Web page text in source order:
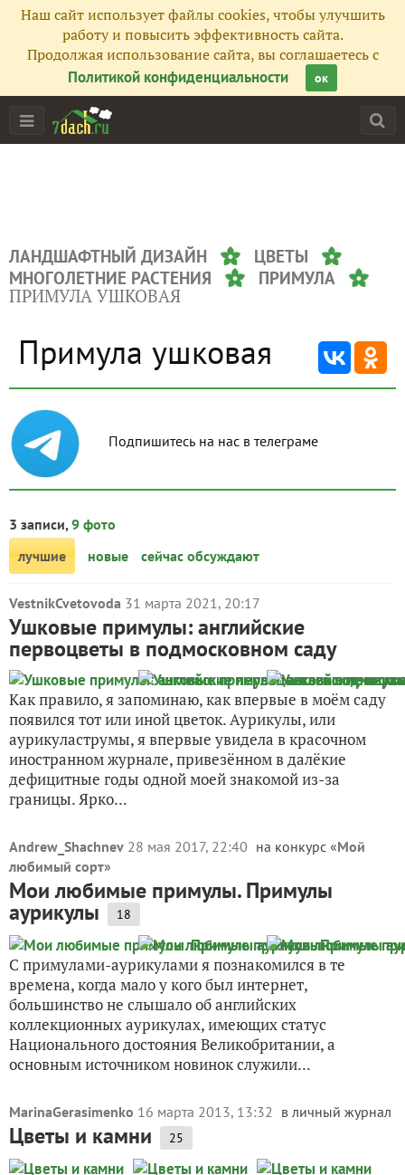
Наш сайт использует файлы cookies, чтобы улучшить
работу и повысить эффективность сайта.
Продолжая использование сайта, вы соглашаетесь с
Политикой конфиденциальности
ок
ЛАНДШАФТНЫЙ ДИЗАЙН
ЦВЕТЫ
МНОГОЛЕТНИЕ РАСТЕНИЯ
ПРИМУЛА
ПРИМУЛА УШКОВАЯ
Примула ушковая
Подпишитесь на нас в телеграме
3 записи,9 фото
лучшие
новые сейчас обсуждают
VestnikCvetovoda 31 марта 2021, 20:17
Ушковые примулы: английские
первоцветы в подмосковном саду
Как правило, я запоминаю, как впервые в моём саду
появился тот или иной цветок. Аурикулы, или
аурикуластрумы, я впервые увидела в красочном
иностранном журнале, привезённом в далёкие
дефицитные годы одной моей знакомой из-за
границы. Ярко...
Andrew_Shachnev 28 мая 2017, 22:40 на конкурс «Мой
любимый сорт»
Мои любимые примулы. Примулы
аурикулы 18
С примулами-аурикулами я познакомился в те
времена, когда мало у кого был интернет,
большинство не слышало об английских
коллекционных аурикулах, имеющих статус
Национального достояния Великобритании, а
основным источником новинок служили...
MarinaGerasimenko 16 марта 2013, 13:32 в личный журнал
Цветы и камни 25